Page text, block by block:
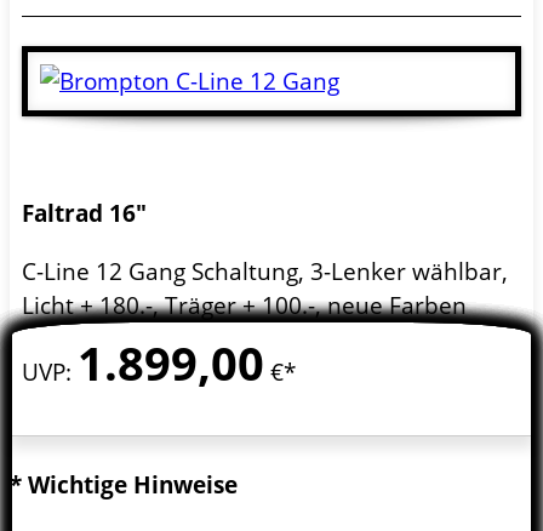
Faltrad 16"
C-Line 12 Gang Schaltung, 3-Lenker wählbar,
Licht + 180.-, Träger + 100.-, neue Farben
UVP: 1.899,00 €*
* Wichtige Hinweise